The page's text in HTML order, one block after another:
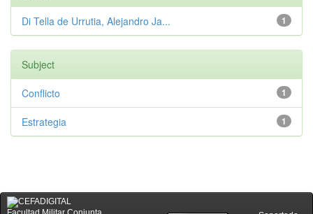
1
Di Tella de Urrutia, Alejandro Ja...
Subject
1
Conflicto
1
Estrategia